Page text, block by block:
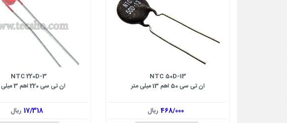
NTC 50D-13
ان تی سی 50 اهم 13 میلی متر
468/000ریال
NTC 220D-3
ان تی سی 220 اهم 3 میلی متر
17/318 ریال